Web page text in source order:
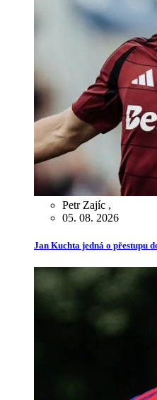
Petr Zajíc ,
05. 08. 2026
Jan Kuchta jedná o přestupu